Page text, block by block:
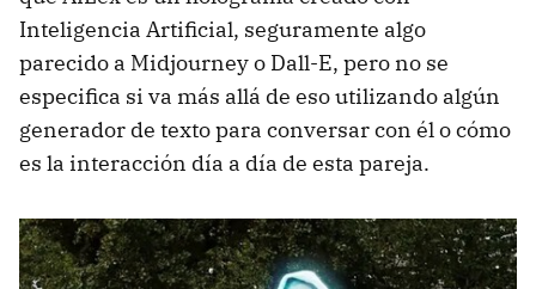
Inteligencia Artificial, seguramente algo
parecido a Midjourney o Dall-E, pero no se
especifica si va más allá de eso utilizando algún
generador de texto para conversar con él o cómo
es la interacción día a día de esta pareja.